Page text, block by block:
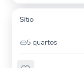
Sítio
5 quartos